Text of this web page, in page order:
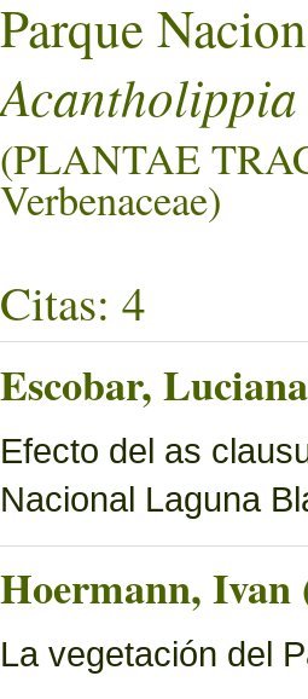
Parque
(PLANTAE
Verbenaceae)
Citas: 4
Escobar,
Efecto del as
Nacional Laguna
Hoermann, Ivan
La vegetación del